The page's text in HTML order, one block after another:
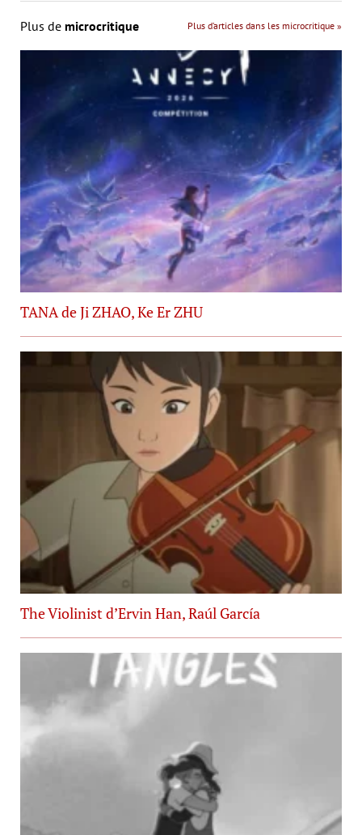
Plus de microcritique Plus d’articles dans les microcritique »
TANA de Ji ZHAO, Ke Er ZHU
The Violinist d’Ervin Han, Raúl García